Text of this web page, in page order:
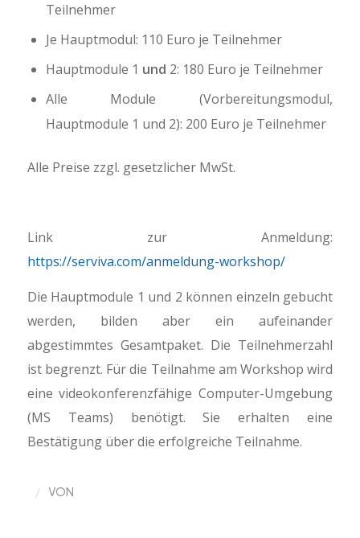
Teilnehmer
Je Hauptmodul: 110 Euro je Teilnehmer
Hauptmodule 1 und 2: 180 Euro je Teilnehmer
Alle Module (Vorbereitungsmodul,
Hauptmodule 1 und 2): 200 Euro je Teilnehmer
Alle Preise zzgl. gesetzlicher MwSt.
Link zur Anmeldung:
https://serviva.com/anmeldung-workshop/
Die Hauptmodule 1 und 2 können einzeln gebucht
werden, bilden aber ein aufeinander
abgestimmtes Gesamtpaket. Die Teilnehmerzahl
ist begrenzt. Für die Teilnahme am Workshop wird
eine videokonferenzfähige Computer-Umgebung
(MS Teams) benötigt. Sie erhalten eine
Bestätigung über die erfolgreiche Teilnahme.
/ VON